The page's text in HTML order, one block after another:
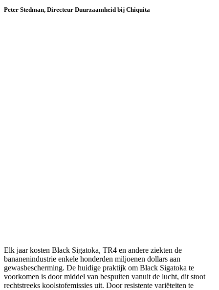
Peter Stedman, Directeur Duurzaamheid bij Chiquita
Elk jaar kosten Black Sigatoka, TR4 en andere ziekten de
bananenindustrie enkele honderden miljoenen dollars aan
gewasbescherming. De huidige praktijk om Black Sigatoka te
voorkomen is door middel van bespuiten vanuit de lucht, dit stoot
rechtstreeks koolstofemissies uit. Door resistente variëteiten te